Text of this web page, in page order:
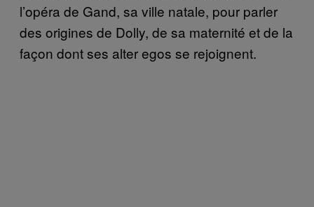
l’opéra de Gand, sa ville natale, pour parler
des origines de Dolly, de sa maternité et de la
façon dont ses alter egos se rejoignent.